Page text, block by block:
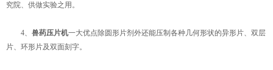
究院、供做实验之用。
4、 兽药压片机一大优点除圆形片剂外还能压制各种几何形状的异形片、双层
片、环形片及双面刻字。